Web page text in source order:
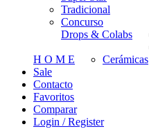
Tradicional
Concurso
Drops & Colabs
H O M E
Cerámicas
Sale
Contacto
Favoritos
Comparar
Login / Register